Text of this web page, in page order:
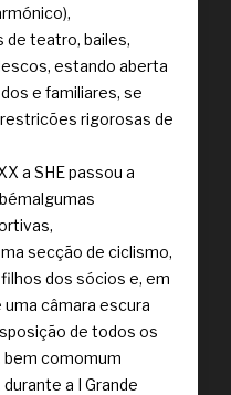
teatro, bailes,
estando aberta
e familiares, se
rigorosas de
a SHE passou a
secção de ciclismo,
dos sócios e, em
uma câmara escura
de todos os
comomum
a I Grande